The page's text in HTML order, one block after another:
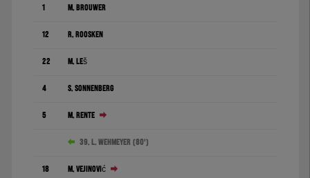
1 M. Brouwer
12 R. Roosken
22 M. Leš
4 S. Sonnenberg
5 M. Rente
39. L. Wehmeyer (80')
18 M. Vejinović